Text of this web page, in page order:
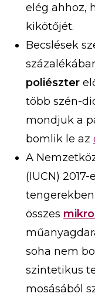
elég ahhoz,
kikötőjét.
Becslések
poliészter
több szén-
mondjuk a
bomlik le az
A
(IUCN)
összes
soha nem
szintetikus
mosásából